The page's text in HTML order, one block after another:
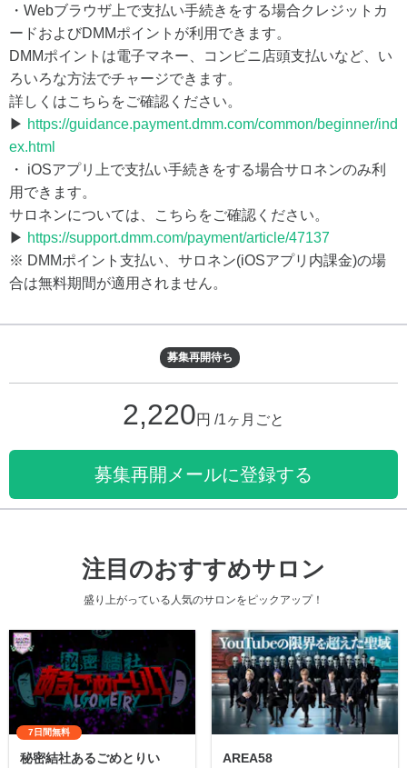
・Webブラウザ上で支払い手続きをする場合クレジットカ
ードおよびDMMポイントが利用できます。
DMMポイントは電子マネー、コンビニ店頭支払いなど、い
ろいろな方法でチャージできます。
詳しくはこちらをご確認ください。
▶ https://guidance.payment.dmm.com/common/beginner/ind
ex.html
・ iOSアプリ上で支払い手続きをする場合サロネンのみ利
用できます。
サロネンについては、こちらをご確認ください。
▶ https://support.dmm.com/payment/article/47137
※ DMMポイント支払い、サロネン(iOSアプリ内課金)の場
合は無料期間が適用されません。
募集再開待ち
2,220円 /1ヶ月ごと
募集再開メールに登録する
注目のおすすめサロン
盛り上がっている人気のサロンをピックアップ！
7日間無料
秘密結社あるごめとりい AREA58